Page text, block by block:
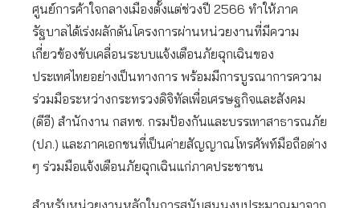
ศูนย์การค้าใจกลางเมืองตั้งแต่ช่วงปี 2566 ทำให้ภาค
รัฐบาลได้เร่งผลักดันโครงการผ่านหน่วยงานที่มีความ
เกี่ยวข้องขับเคลื่อนระบบแจ้งเตือนภัยฉุกเฉินของ
ประเทศไทยอย่างเป็นทางการ พร้อมมีการบูรณาการความ
ร่วมมือระหว่างกระทรวงดิจิทัลเพื่อเศรษฐกิจและสังคม
(ดีอี) สำนักงาน กสทช. กรมป้องกันและบรรเทาสาธารณภัย
(ปภ.) และภาคเอกชนที่เป็นค่ายสัญญาณโทรศัพท์มือถือต่าง
ๆ ร่วมมือแจ้งเตือนภัยฉุกเฉินแก่ภาคประชาชน
สำหรับหน่วยงานหลักในการสนับสนุนงบประมาณมาจาก